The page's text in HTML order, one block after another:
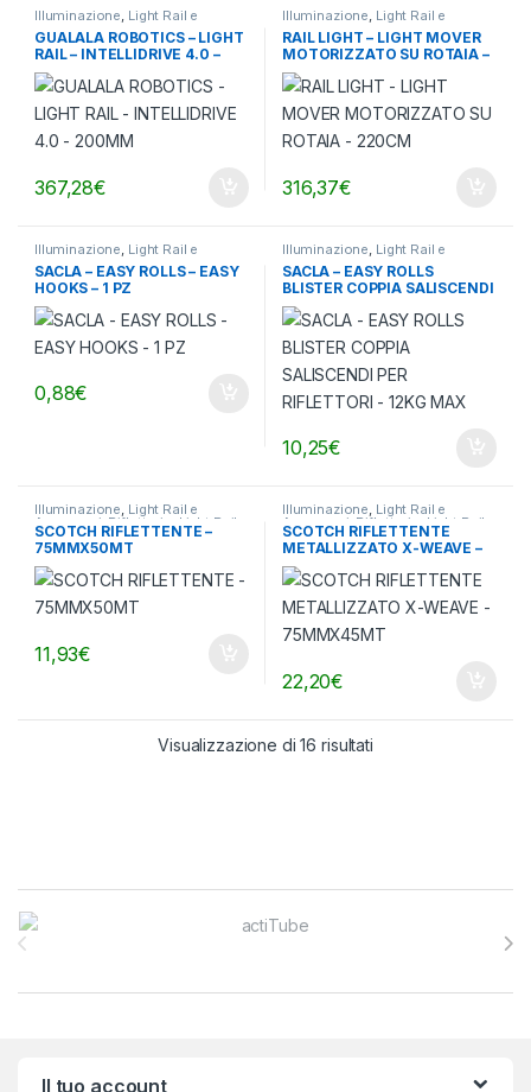
Illuminazione, Light Rail e
Accessori Riflettori e Light Rail
GUALALA ROBOTICS – LIGHT
RAIL – INTELLIDRIVE 4.0 –
200MM
367,28€
Illuminazione, Light Rail e
Accessori ,Riflettori e Light Rail
RAIL LIGHT – LIGHT MOVER
MOTORIZZATO SU ROTAIA –
220CM
316,37€
Illuminazione Light Rail e
Riflettori e Light Rail
SACLA – EASY ROLLS – EASY
HOOKS – 1 PZ
0,88€
Illuminazione Light Rail e
Riflettori e Light Rail
SACLA – EASY ROLLS
BLISTER COPPIA SALISCENDI
PER RIFLETTORI – 12KG MAX
10,25€
Illuminazione, Light Rail e
Accessori,Riflettori e Light Rail
SCOTCH RIFLETTENTE –
75MMX50MT
11,93€
Illuminazione, Light Rail e
Accessori,Riflettori e Light Rail
SCOTCH RIFLETTENTE
METALLIZZATO X-WEAVE –
75MMX45MT
22,20€
Visualizzazione di 16 risultati
Brands Carousel
Il tuo account